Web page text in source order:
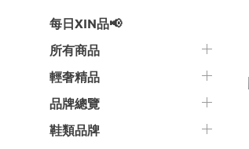
每日XIN品📢
所有商品
輕奢精品
品牌總覽
鞋類品牌